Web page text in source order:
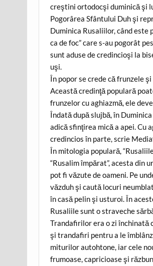
creştini ortodocşi duminică şi
Pogorârea Sfântului Duh şi
Duminica Rusaliilor, când este
ca de foc” care s-au pogorât
sunt aduse de credincioşi la
uşi.
În popor se crede că frunzele
Această credinţă populară
frunzelor cu aghiazmă, ele
Îndată după slujbă, în
adică sfinţirea mică a apei. Cu
credincios în parte, scrie
În mitologia populară,
“Rusalim împărat”, acesta din
pot fi văzute de oameni. Pe
văzduh şi caută locuri
în casă pelin şi usturoi. În
Rusaliile sunt o straveche
Trandafirilor era o zi
şi trandafiri pentru a le
miturilor autohtone, iar cele
frumoase, capricioase şi